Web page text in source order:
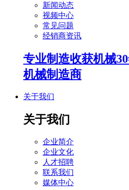
新闻动态
视频中心
常见问题
经销商资讯
专业制造收获机械
机械制造商
关于我们
关于我们
企业简介
企业文化
人才招聘
联系我们
媒体中心